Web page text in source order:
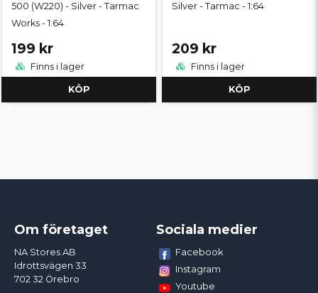
500 (W220) - Silver - Tarmac
Works - 1:64
199 kr
Finns i lager
KÖP
Silver - Tarmac - 1:64
209 kr
Finns i lager
KÖP
Om företaget
NA Stores AB
Idrottsvägen 33
702 32 Örebro
Sociala medier
Facebook
Instagram
Youtube